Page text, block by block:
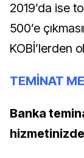
2019’da ise
500’e
KOBİ’lerden
TEMİNAT
Banka